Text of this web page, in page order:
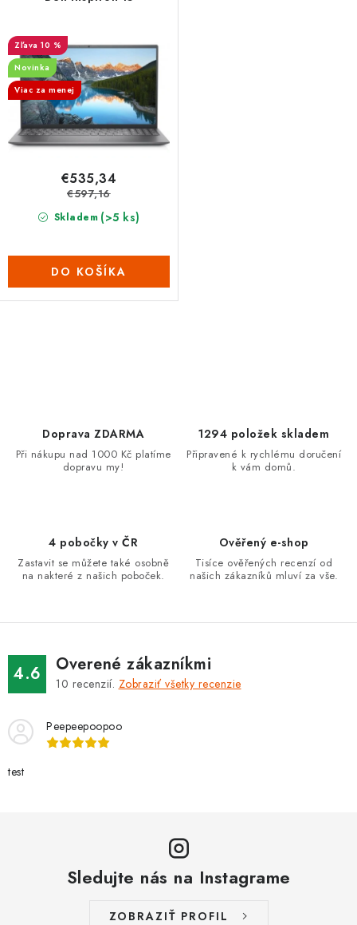
10 %
Novinka
Viac za menej
Skladem (>5 ks)
€535,34
€597,16
DO KOŠÍKA
a
y
ý
p
i
s
u
Doprava ZDARMA
Při nákupu nad 1000 Kč platíme
dopravu my!
1294 položek skladem
Připravené k rychlému doručení
k vám domů.
4 pobočky v ČR
Zastavit se můžete také osobně
na nakteré z našich poboček.
Ověřený e-shop
Tisíce ověřených recenzí od
našich zákazníků mluví za vše.
4.6 Overené zákazníkmi
10 recenzií. Zobraziť všetky recenzie
Peepeepoopoo
test
Sledujte nás na Instagrame
ZOBRAZIŤ PROFIL